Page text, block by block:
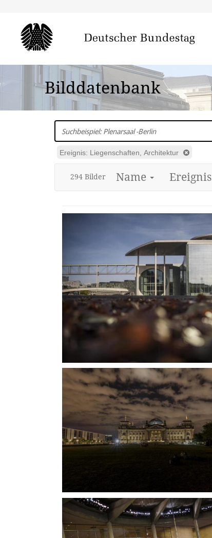
Bilddatenbank
In
Bundestags-
Fotos
suchen
Ereignis: Liegenschaften, Architektur
294 Bilder Name Ereignis